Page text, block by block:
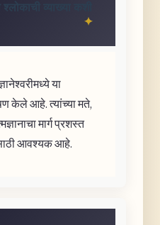
व्याख्या कशी
या
केले आहे. त्यांच्या मते,
मार्ग प्रशस्त
आवश्यक आहे.